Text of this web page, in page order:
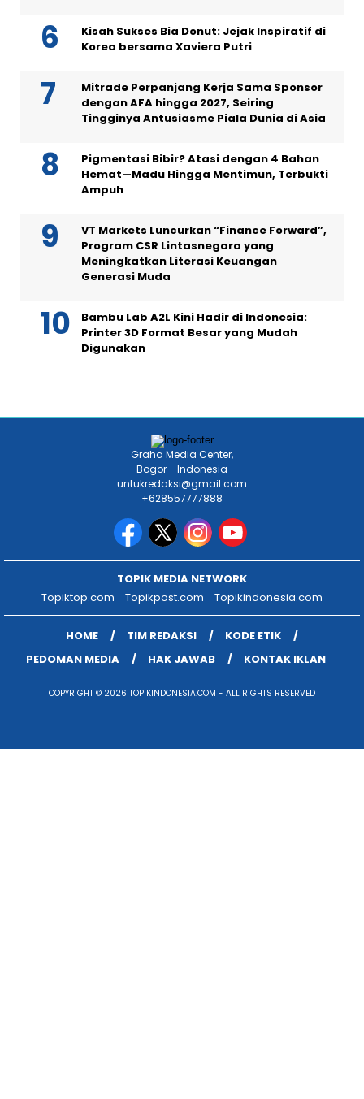
Kisah Sukses Bia Donut: Jejak Inspiratif di
Korea bersama Xaviera Putri
Mitrade Perpanjang Kerja Sama Sponsor
dengan AFA hingga 2027, Seiring
Tingginya Antusiasme Piala Dunia di Asia
Pigmentasi Bibir? Atasi dengan 4 Bahan
Hemat—Madu Hingga Mentimun, Terbukti
Ampuh
VT Markets Luncurkan “Finance Forward”,
Program CSR Lintasnegara yang
Meningkatkan Literasi Keuangan
Generasi Muda
Bambu Lab A2L Kini Hadir di Indonesia:
Printer 3D Format Besar yang Mudah
Digunakan
Graha Media Center,
Bogor - Indonesia
untukredaksi@gmail.com
+628557777888
TOPIK MEDIA NETWORK
Topiktop.com
Topikpost.com Topikindonesia.com
HOME TIM REDAKSI
KODE ETIK
PEDOMAN MEDIA
HAK JAWAB KONTAK IKLAN
COPYRIGHT © 2026 TOPIKINDONESIA.COM - ALL RIGHTS RESERVED